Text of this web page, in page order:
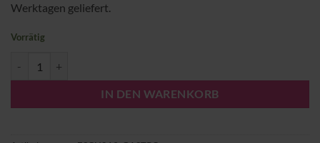
Werktagen geliefert.
Vorrätig
IN DEN WARENKORB